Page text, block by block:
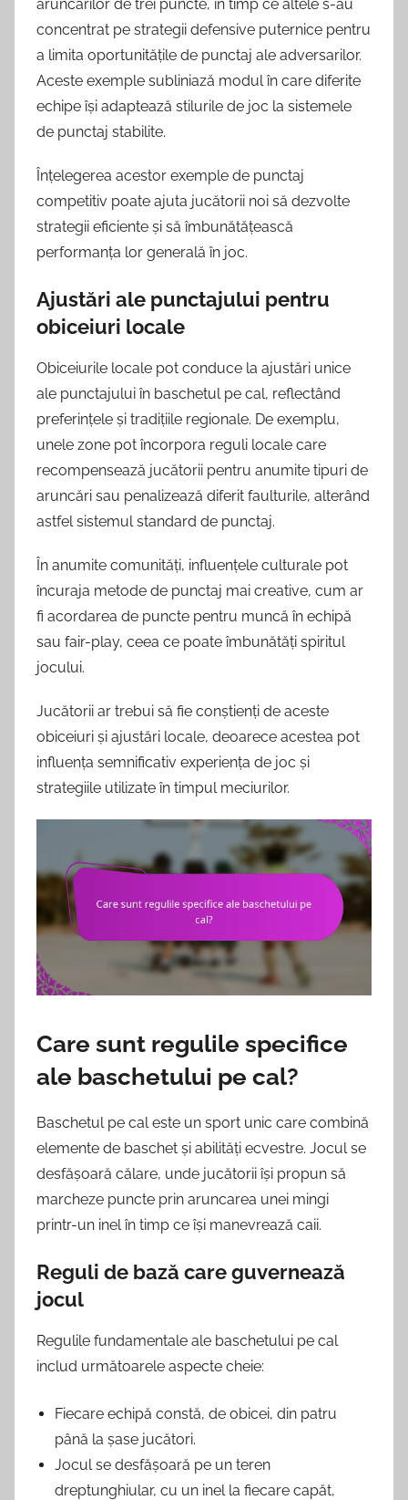
aruncărilor de trei puncte, în timp ce altele s-au
concentrat pe strategii defensive puternice pentru
a limita oportunitățile de punctaj ale adversarilor.
Aceste exemple subliniază modul în care diferite
echipe își adaptează stilurile de joc la sistemele
de punctaj stabilite.
Înțelegerea acestor exemple de punctaj
competitiv poate ajuta jucătorii noi să dezvolte
strategii eficiente și să îmbunătățească
performanța lor generală în joc.
Ajustări ale punctajului pentru
obiceiuri locale
Obiceiurile locale pot conduce la ajustări unice
ale punctajului în baschetul pe cal, reflectând
preferințele și tradițiile regionale. De exemplu,
unele zone pot încorpora reguli locale care
recompensează jucătorii pentru anumite tipuri de
aruncări sau penalizează diferit faulturile, alterând
astfel sistemul standard de punctaj.
În anumite comunități, influențele culturale pot
încuraja metode de punctaj mai creative, cum ar
fi acordarea de puncte pentru muncă în echipă
sau fair-play, ceea ce poate îmbunătăți spiritul
jocului.
Jucătorii ar trebui să fie conștienți de aceste
obiceiuri și ajustări locale, deoarece acestea pot
influența semnificativ experiența de joc și
strategiile utilizate în timpul meciurilor.
Care sunt regulile specifice
ale baschetului pe cal?
Baschetul pe cal este un sport unic care combină
elemente de baschet și abilități ecvestre. Jocul se
desfășoară călare, unde jucătorii își propun să
marcheze puncte prin aruncarea unei mingi
printr-un inel în timp ce își manevrează caii.
Reguli de bază care guvernează
jocul
Regulile fundamentale ale baschetului pe cal
includ următoarele aspecte cheie:
Fiecare echipă constă, de obicei, din patru
până la șase jucători.
Jocul se desfășoară pe un teren
dreptunghiular, cu un inel la fiecare capăt,